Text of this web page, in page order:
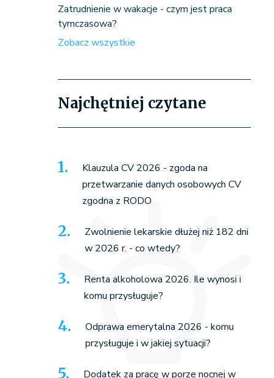
Zatrudnienie w wakacje - czym jest praca
tymczasowa?
Zobacz wszystkie
Najchętniej czytane
Klauzula CV 2026 - zgoda na
przetwarzanie danych osobowych CV
zgodna z RODO
Zwolnienie lekarskie dłużej niż 182 dni
w 2026 r. - co wtedy?
Renta alkoholowa 2026. Ile wynosi i
komu przysługuje?
Odprawa emerytalna 2026 - komu
przysługuje i w jakiej sytuacji?
Dodatek za pracę w porze nocnej w